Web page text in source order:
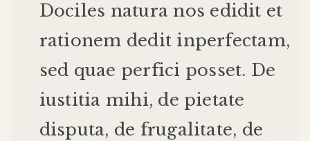
Dociles natura nos edidit et
rationem dedit inperfectam,
sed quae perfici posset. De
iustitia mihi, de pietate
disputa, de frugalitate, de